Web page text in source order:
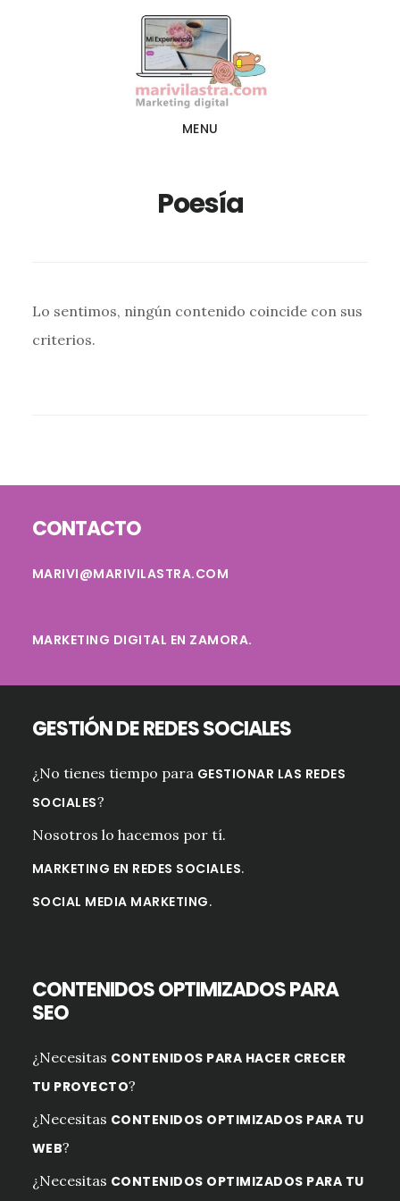
MENU
Poesía
Lo sentimos, ningún contenido coincide con sus
criterios.
CONTACTO
MARIVI@MARIVILASTRA.COM
MARKETING DIGITAL EN ZAMORA.
GESTIÓN DE REDES SOCIALES
¿No tienes tiempo para GESTIONAR LAS REDES
SOCIALES?
Nosotros lo hacemos por tí.
MARKETING EN REDES SOCIALES.
SOCIAL MEDIA MARKETING.
CONTENIDOS OPTIMIZADOS PARA
SEO
¿Necesitas CONTENIDOS PARA HACER CRECER
TU PROYECTO?
¿Necesitas CONTENIDOS OPTIMIZADOS PARA TU
WEB?
¿Necesitas CONTENIDOS OPTIMIZADOS PARA TU